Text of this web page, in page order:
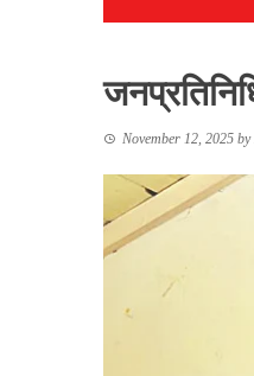
November 12, 2025 by